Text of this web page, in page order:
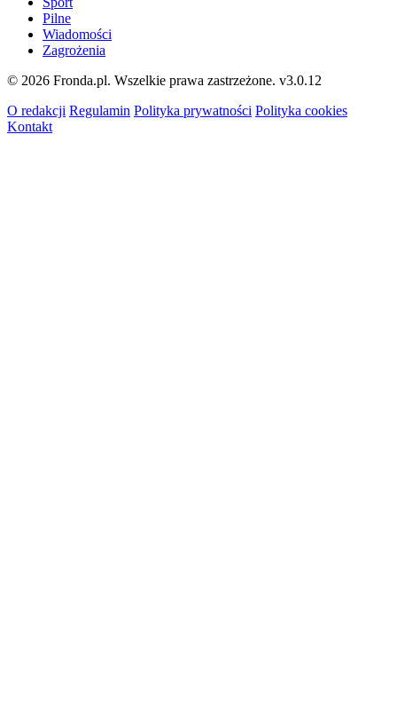
Pilne
Wiadomości
Zagrożenia
© 2026 Fronda.pl. Wszelkie prawa zastrzeżone. v3.0.12
O redakcji Regulamin Polityka prywatności Polityka cookies
Kontakt